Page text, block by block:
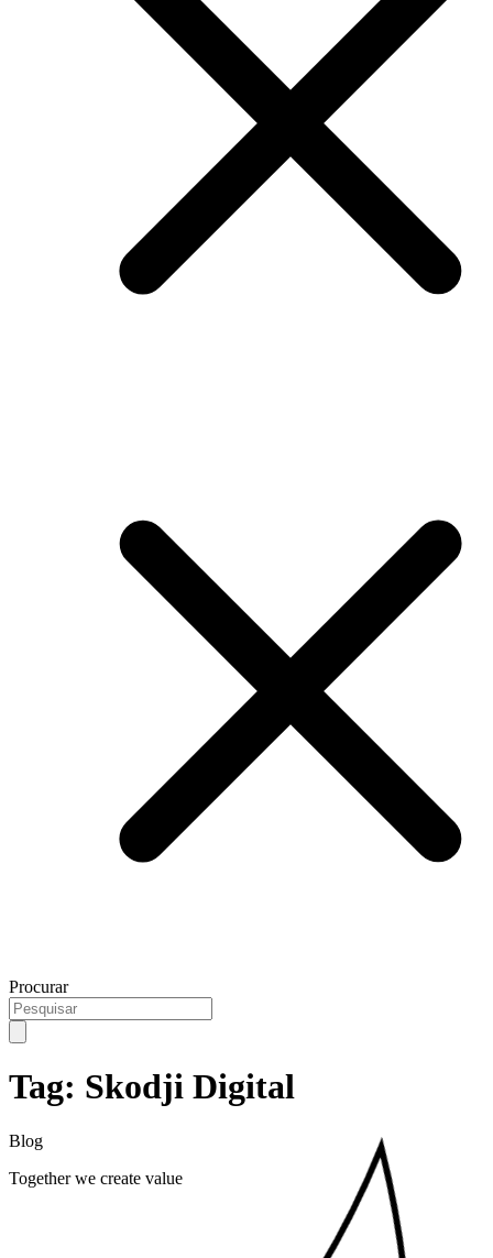
Procurar
Tag: Skodji Digital
Blog
Together we create value